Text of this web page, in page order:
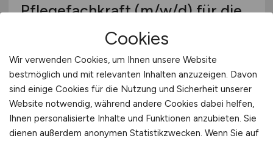
Pflegefachkraft(m/w/d)für die
IMC in der Betriebsstätte
Klinikum Bayreuth GmbH
07.07.2026
Bayreuth
Cookies
Wir verwenden Cookies, um Ihnen unsere Website
bestmöglich und mit relevanten Inhalten anzuzeigen. Davon
sind einige Cookies für die Nutzung und Sicherheit unserer
Website notwendig, während andere Cookies dabei helfen,
Ihnen personalisierte Inhalte und Funktionen anzubieten. Sie
dienen außerdem anonymen Statistikzwecken. Wenn Sie auf